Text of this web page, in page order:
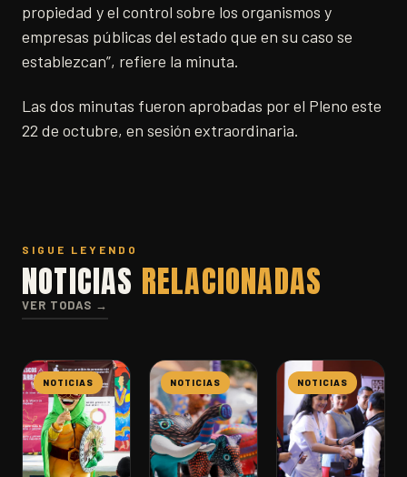
propiedad y el control sobre los organismos y
empresas públicas del estado que en su caso se
establezcan”, refiere la minuta.
Las dos minutas fueron aprobadas por el Pleno este
22 de octubre, en sesión extraordinaria.
SIGUE LEYENDO
NOTICIAS RELACIONADAS
VER TODAS →
NOTICIAS NOTICIAS NOTICIAS